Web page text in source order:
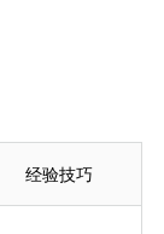
经验技巧